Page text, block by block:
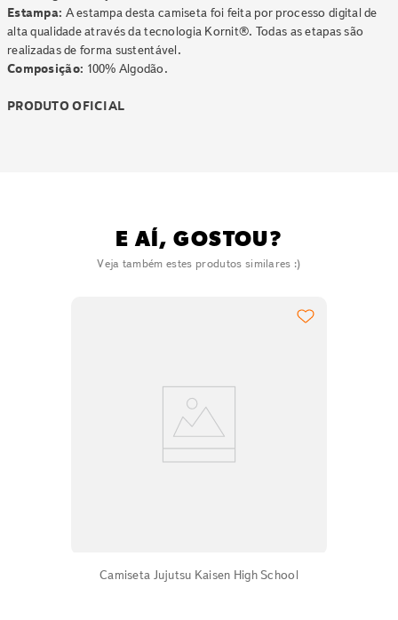
Estampa: A estampa desta camiseta foi feita por processo digital de
alta qualidade através da tecnologia Kornit®. Todas as etapas são
realizadas de forma sustentável.
Composição: 100% Algodão.
PRODUTO OFICIAL
E AÍ, GOSTOU?
Veja também estes produtos similares :)
Camiseta Jujutsu Kaisen High School